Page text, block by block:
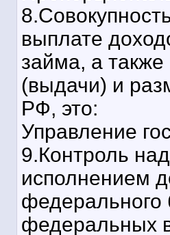
выплате
займа, а также
(выдачи) и
РФ, это:
Управление
9.Контроль
исполнением
федеральных